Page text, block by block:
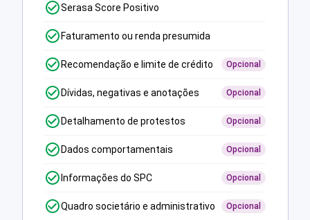
Serasa Score Positivo
Faturamento ou renda presumida
Recomendação e limite de crédito Opcional
Dívidas, negativas e anotações Opcional
Detalhamento de protestos Opcional
Dados comportamentais Opcional
Informações do SPC Opcional
Quadro societário e administrativo Opcional